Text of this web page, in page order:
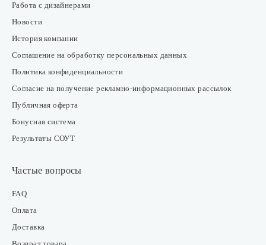
Работа с дизайнерами
Новости
История компании
Соглашение на обработку персональных данных
Политика конфиденциальности
Согласие на получение рекламно-информационных рассылок
Публичная оферта
Бонусная система
Результаты СОУТ
Частые вопросы
FAQ
Оплата
Доставка